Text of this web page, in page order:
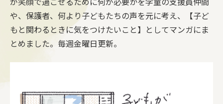
や、保護者、何より子どもたちの声を元に考え、【子ど
もと関わるときに気をつけたいこと】としてマンガにま
とめました。毎週金曜日更新。